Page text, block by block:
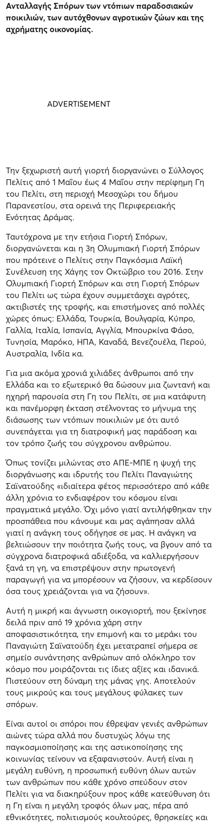
Ανταλλαγής Σπόρων των ντόπιων παραδοσιακών
ποικιλιών, των αυτόχθονων αγροτικών ζώων και της
αχρήματης οικονομίας.
Την ξεχωριστή αυτή γιορτή διοργανώνει ο Σύλλογος
Πελίτις από 1 Μαΐου έως 4 Μαΐου στην περίφημη Γη
του Πελίτι, στη περιοχή Μεσοχώρι του δήμου
Παρανεστίου, στα ορεινά της Περιφερειακής
Ενότητας Δράμας.
Ταυτόχρονα με την ετήσια Γιορτή Σπόρων,
διοργανώνεται και η 3η Ολυμπιακή Γιορτή Σπόρων
που πρότεινε ο Πελίτις στην Παγκόσμια Λαϊκή
Συνέλευση της Χάγης τον Οκτώβριο του 2016. Στην
Ολυμπιακή Γιορτή Σπόρων και στη Γιορτή Σπόρων
του Πελίτι ως τώρα έχουν συμμετάσχει αγρότες,
ακτιβιστές της τροφής, και επιστήμονες από πολλές
χώρες όπως: Ελλάδα, Τουρκία, Βουλγαρία, Κύπρο,
Γαλλία, Ιταλία, Ισπανία, Αγγλία, Μπουρκίνα Φάσο,
Τυνησία, Μαρόκο, ΗΠΑ, Καναδά, Βενεζουέλα, Περού,
Αυστραλία, Ινδία κα.
Για μια ακόμα χρονιά χιλιάδες άνθρωποι από την
Ελλάδα και το εξωτερικό θα δώσουν μια ζωντανή και
ηχηρή παρουσία στη Γη του Πελίτι, σε μια κατάφυτη
και πανέμορφη έκταση στέλνοντας το μήνυμα της
διάσωσης των ντόπιων ποικιλιών με ότι αυτό
συνεπάγεται για τη διατροφική μας παράδοση και
τον τρόπο ζωής του σύγχρονου ανθρώπου.
Όπως τονίζει μιλώντας στο ΑΠΕ-ΜΠΕ η ψυχή της
διοργάνωσης και ιδρυτής του Πελίτι Παναγιώτης
Σαϊνατούδης «ιδιαίτερα φέτος περισσότερο από κάθε
άλλη χρόνια το ενδιαφέρον του κόσμου είναι
πραγματικά μεγάλο. Όχι μόνο γιατί αντιλήφθηκαν την
προσπάθεια που κάνουμε και μας αγάπησαν αλλά
γιατί η ανάγκη τους οδήγησε σε μας. Η ανάγκη να
βελτιώσουν την ποιότητα ζωής τους, να βγουν από τα
σύγχρονα διατροφικά αδιέξοδα, να καλλιεργήσουν
ξανά τη γη, να επιστρέψουν στην πρωτογενή
παραγωγή για να μπορέσουν να ζήσουν, να κερδίσουν
όσα τους χρειάζονται για να ζήσουν».
Αυτή η μικρή και άγνωστη οικογιορτή, που ξεκίνησε
δειλά πριν από 19 χρόνια χάρη στην
αποφασιστικότητα, την επιμονή και το μεράκι του
Παναγιώτη Σαϊνατούδη έχει μετατραπεί σήμερα σε
σημείο συνάντησης ανθρώπων από ολόκληρο τον
κόσμο που μοιράζονται τις ίδιες αξίες και ιδανικά.
Πιστεύουν στη δύναμη της μάνας γης. Αποτελούν
τους μικρούς και τους μεγάλους φύλακες των
σπόρων.
Είναι αυτοί οι σπόροι που έθρεψαν γενιές ανθρώπων
αιώνες τώρα αλλά που δυστυχώς λόγω της
παγκοσμιοποίησης και της αστικοποίησης της
κοινωνίας τείνουν να εξαφανιστούν. Αυτή είναι η
μεγάλη ευθύνη, η προσωπική ευθύνη όλων αυτών
των ανθρώπων που κάθε χρόνο σπεύδουν στον
Πελίτι για να διακηρύξουν προς κάθε κατεύθυνση ότι
η Γη είναι η μεγάλη τροφός όλων μας, πέρα από
εθνικότητες, πολιτισμούς κουλτούρες, θρησκείες και